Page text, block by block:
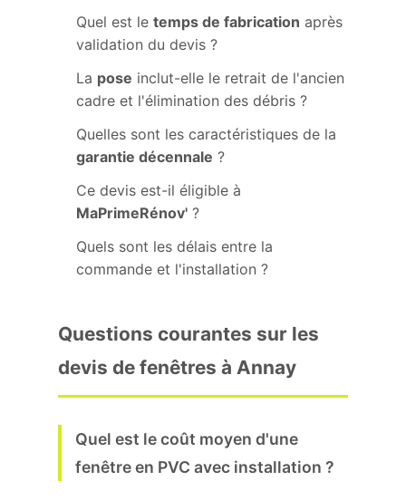
Quel est le temps de fabrication après
validation du devis ?
La pose inclut-elle le retrait de l'ancien
cadre et l'élimination des débris ?
Quelles sont les caractéristiques de la
garantie décennale ?
Ce devis est-il éligible à
MaPrimeRénov' ?
Quels sont les délais entre la
commande et l'installation ?
Questions courantes sur les
devis de fenêtres à Annay
Quel est le coût moyen d'une
fenêtre en PVC avec installation ?